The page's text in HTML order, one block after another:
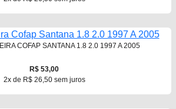
COFAP SANTANA 1.8 2.0 1997 A 2005
R$ 53,00
2x de R$ 26,50 sem juros